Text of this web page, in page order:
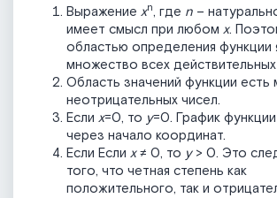
Выражение xn, где n –
имеет смысл при любом x.
областью определения функции
множество всех действительных
Область значений функции
неотрицательных чисел.
Если х=0, то у=0. График
через начало координат.
Если Если x≠ 0, то y> 0. Это
того, что четная степень как
положительного, так и